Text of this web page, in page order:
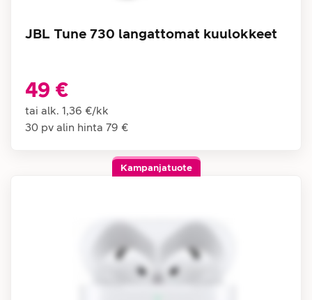
JBL Tune 730 langattomat kuulokkeet
49 €
tai alk. 1,36 €/kk
30 pv alin hinta 79 €
Kampanjatuote